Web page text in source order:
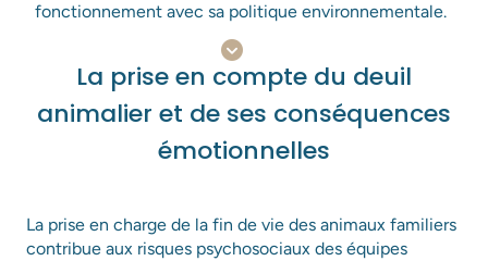
fonctionnement avec sa politique environnementale.
La prise en compte du deuil
animalier et de ses conséquences
émotionnelles
La prise en charge de la fin de vie des animaux familiers
contribue aux risques psychosociaux des équipes
Support Anima Care